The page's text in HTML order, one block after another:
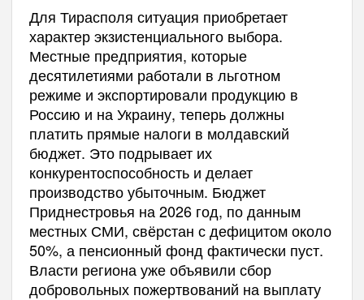
Для Тирасполя ситуация приобретает
характер экзистенциального выбора.
Местные предприятия, которые
десятилетиями работали в льготном
режиме и экспортировали продукцию в
Россию и на Украину, теперь должны
платить прямые налоги в молдавский
бюджет. Это подрывает их
конкурентоспособность и делает
производство убыточным. Бюджет
Приднестровья на 2026 год, по данным
местных СМИ, свёрстан с дефицитом около
50%, а пенсионный фонд фактически пуст.
Власти региона уже объявили сбор
добровольных пожертвований на выплату